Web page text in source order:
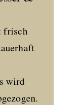
frisch
wird